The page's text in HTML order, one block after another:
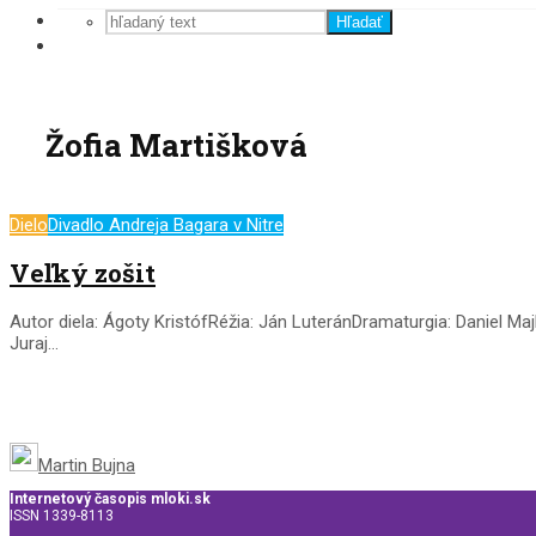
Hľadať
Žofia Martišková
DieloDivadlo Andreja Bagara v Nitre
Veľký zošit
Autor diela: Ágoty KristófRéžia: Ján LuteránDramaturgia: Daniel
Juraj...
Martin Bujna
Internetový časopis mloki.sk
ISSN 1339-8113